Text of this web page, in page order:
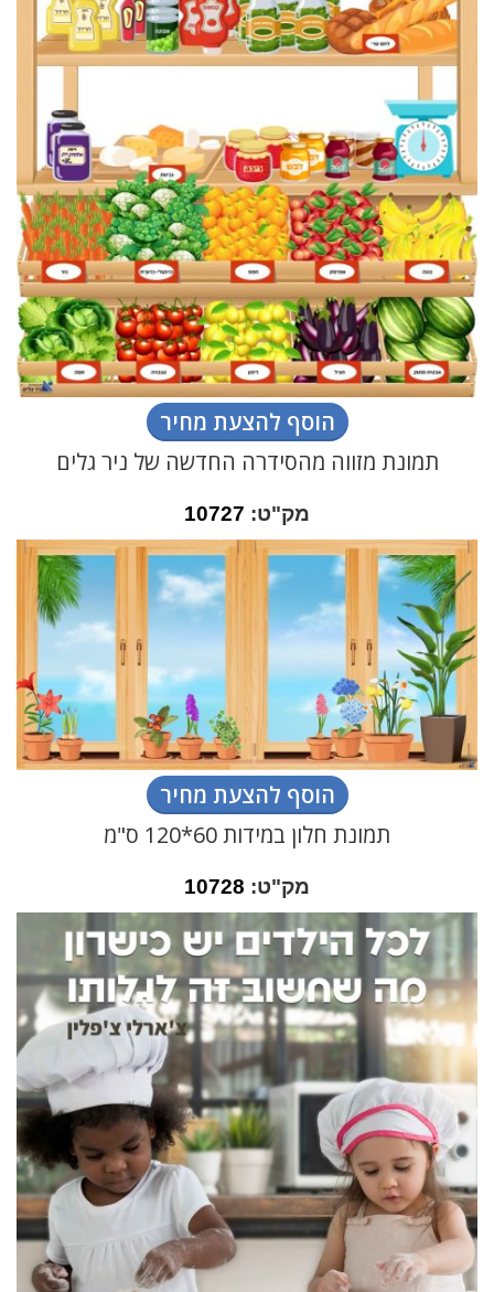
הוסף להצעת מחיר
תמונת מזווה מהסידרה החדשה של ניר גלים
מק"ט: 10727
הוסף להצעת מחיר
תמונת חלון במידות 60*120 ס"מ
מק"ט: 10728